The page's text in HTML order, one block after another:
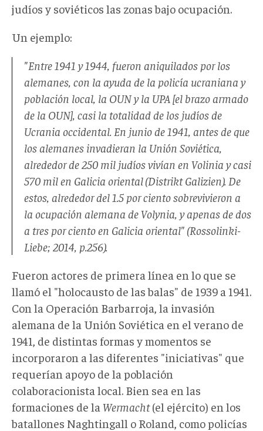
judíos y soviéticos las zonas bajo ocupación.
Un ejemplo:
"Entre 1941 y 1944, fueron aniquilados por los
alemanes, con la ayuda de la policía ucraniana y
población local, la OUN y la UPA [el brazo armado
de la OUN], casi la totalidad de los judíos de
Ucrania occidental. En junio de 1941, antes de que
los alemanes invadieran la Unión Soviética,
alrededor de 250 mil judíos vivían en Volinia y casi
570 mil en Galicia oriental (Distrikt Galizien). De
estos, alrededor del 1.5 por ciento sobrevivieron a
la ocupación alemana de Volynia, y apenas de dos
a tres por ciento en Galicia oriental" (Rossolinki-
Liebe; 2014, p.256).
Fueron actores de primera línea en lo que se
llamó el "holocausto de las balas" de 1939 a 1941.
Con la Operación Barbarroja, la invasión
alemana de la Unión Soviética en el verano de
1941, de distintas formas y momentos se
incorporaron a las diferentes "iniciativas" que
requerían apoyo de la población
colaboracionista local. Bien sea en las
formaciones de la Wermacht(el ejército) en los
batallones Naghtingall o Roland, como policías